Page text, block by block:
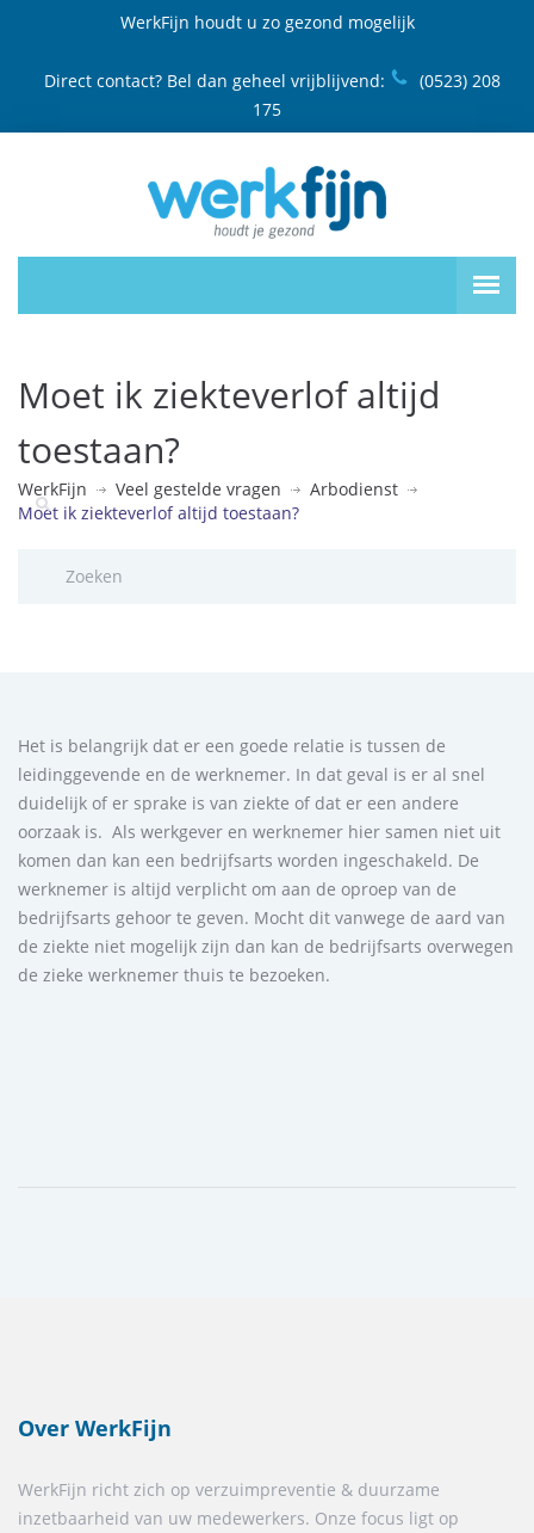
WerkFijn houdt u zo gezond mogelijk
Direct contact? Bel dan geheel vrijblijvend:
(0523) 208
175
Moet ik ziekteverlof altijd
toestaan?
WerkFijn Veel gestelde vragen
Arbodienst
Moet ik ziekteverlof altijd toestaan?
Het is belangrijk dat er een goede relatie is tussen de
leidinggevende en de werknemer. In dat geval is er al snel
duidelijk of er sprake is van ziekte of dat er een andere
oorzaak is. Als werkgever en werknemer hier samen niet uit
komen dan kan een bedrijfsarts worden ingeschakeld. De
werknemer is altijd verplicht om aan de oproep van de
bedrijfsarts gehoor te geven. Mocht dit vanwege de aard van
de ziekte niet mogelijk zijn dan kan de bedrijfsarts overwegen
de zieke werknemer thuis te bezoeken.
Over WerkFijn
WerkFijn richt zich op verzuimpreventie & duurzame
inzetbaarheid van uw medewerkers. Onze focus ligt op